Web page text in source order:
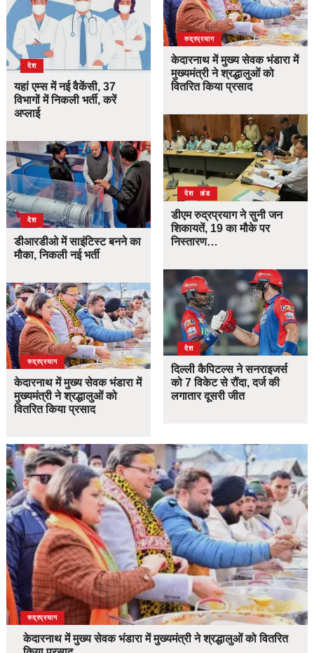
देश
यहां एम्स में नई वैकेंसी, 37
विभागों में निकली भर्ती, करें
अप्लाई
देश
डीआरडीओ में साइंटिस्ट बनने का
मौका, निकली नई भर्ती
उत्तराखंड
देश
रुद्रप्रयाग
केदारनाथ में मुख्य सेवक भंडारा में
मुख्यमंत्री ने श्रद्धालुओं को
वितरित किया प्रसाद
उत्तराखंड
देश
रुद्रप्रयाग
केदारनाथ में मुख्य सेवक भंडारा में
मुख्यमंत्री ने श्रद्धालुओं को
वितरित किया प्रसाद
उत्तराखंड
देश
डीएम रुद्रप्रयाग ने सुनी जन
शिकायतें, 19 का मौके पर
निस्तारण…
देश
दिल्ली कैपिटल्स ने सनराइजर्स
को 7 विकेट से रौंदा, दर्ज की
लगातार दूसरी जीत
उत्तराखंड
देश
रुद्रप्रयाग
केदारनाथ में मुख्य सेवक भंडारा में मुख्यमंत्री ने श्रद्धालुओं को वितरित